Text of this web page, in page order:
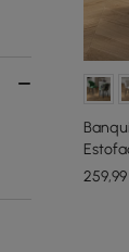
259,99